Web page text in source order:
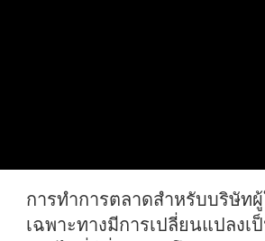
การทำการตลาดสำหรับบริษัท
เฉพาะทางมีการเปลี่ยนแปลงเ